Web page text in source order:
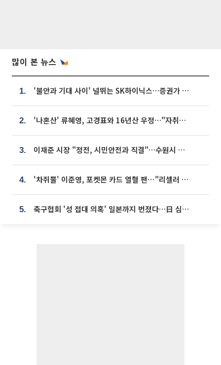
많이 본 뉴스
1. '불안과 기대 사이' 널뛰는 SK하이닉스…증권가 "HBM4·LTA 기반 펀터멘털 견고"
2. '나혼산' 류혜영, 고경표와 16년산 우정…"자취방서 부모님과 마주쳐"
3. 이재준 시장 "정전, 시민안전과 직결"…수원시 비상대응체계 가동
4. '차쥐뿔' 이준영, 포켓몬 카드 열혈 팬⋯"리셀러 처단할 것"
5. 축구협회 '성 접대 의혹' 일본까지 번졌다…日 심판 실명 공개